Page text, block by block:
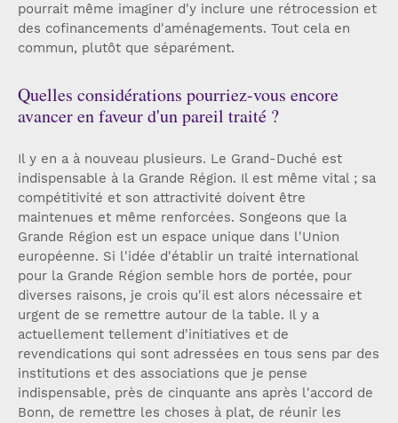
pourrait même imaginer d'y inclure une rétrocession et
des cofinancements d'aménagements. Tout cela en
commun, plutôt que séparément.
Quelles considérations pourriez-vous encore
avancer en faveur d'un pareil traité ?
Il y en a à nouveau plusieurs. Le Grand-Duché est
indispensable à la Grande Région. Il est même vital ; sa
compétitivité et son attractivité doivent être
maintenues et même renforcées. Songeons que la
Grande Région est un espace unique dans l'Union
européenne. Si l'idée d'établir un traité international
pour la Grande Région semble hors de portée, pour
diverses raisons, je crois qu'il est alors nécessaire et
urgent de se remettre autour de la table. Il y a
actuellement tellement d'initiatives et de
revendications qui sont adressées en tous sens par des
institutions et des associations que je pense
indispensable, près de cinquante ans après l'accord de
Bonn, de remettre les choses à plat, de réunir les